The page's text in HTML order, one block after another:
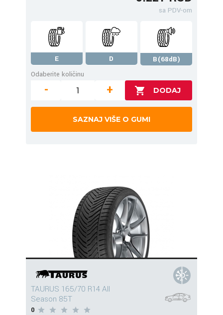
sa PDV-om
E D
B(68dB)
Odaberite količinu
- +
SAZNAJ VIŠE O GUMI
TAURUS 165/70 R14 All
Season 85T
0